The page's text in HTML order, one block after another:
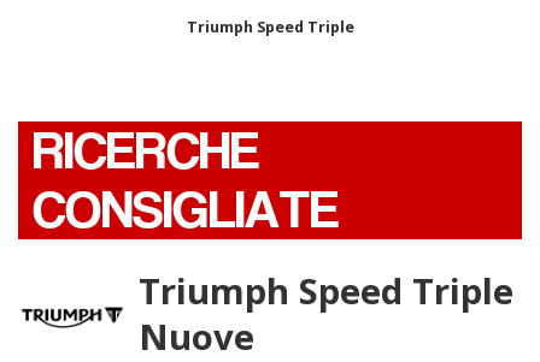
Triumph Speed Triple
RICERCHE
CONSIGLIATE
Triumph Speed Triple
Nuove